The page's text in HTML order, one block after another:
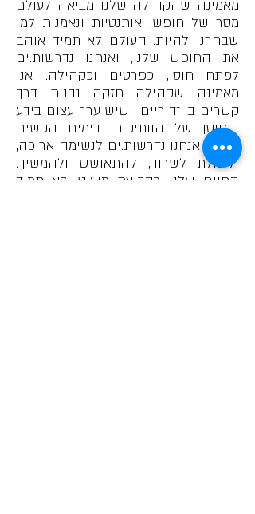
מאמינה שהקהילה שלנו מביאה לעולם
מסר של חופש, אותנטיות ונאמנות למי
שבחרנו להיות. העולם לא תמיד אוהב
את החופש שלנו, ואנחנו נדרשות.ים
לפתח חוסן, כפרטים וכקהילה. אני
מאמינה שקהילה חזקה נבנית דרך
קשרים בין־דוריים, ושיש ערך עצום בידע
ובחוסן של הוותיקות. בימים הקשים
האלה אנחנו נדרשות.ים לנשימה ארוכה,
וליכולת לשרוד, להתאושש ולהמשיך.
החיים שלנו כקבוצת מיעוט, לא תמיד